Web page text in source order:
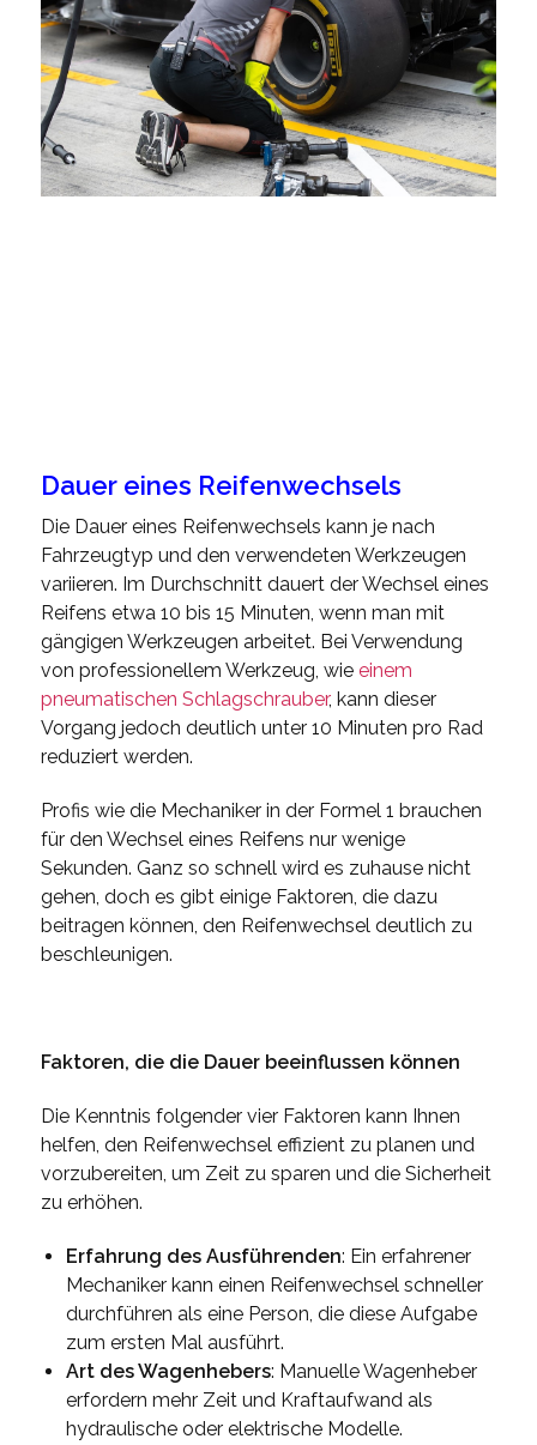
Dauer eines Reifenwechsels
Die Dauer eines Reifenwechsels kann je nach
Fahrzeugtyp und den verwendeten Werkzeugen
variieren. Im Durchschnitt dauert der Wechsel eines
Reifens etwa 10 bis 15 Minuten, wenn man mit
gängigen Werkzeugen arbeitet. Bei Verwendung
von professionellem Werkzeug, wie einem
pneumatischen Schlagschrauber, kann dieser
Vorgang jedoch deutlich unter 10 Minuten pro Rad
reduziert werden.
Profis wie die Mechaniker in der Formel 1 brauchen
für den Wechsel eines Reifens nur wenige
Sekunden. Ganz so schnell wird es zuhause nicht
gehen, doch es gibt einige Faktoren, die dazu
beitragen können, den Reifenwechsel deutlich zu
beschleunigen.
Faktoren, die die Dauer beeinflussen können
Die Kenntnis folgender vier Faktoren kann Ihnen
helfen, den Reifenwechsel effizient zu planen und
vorzubereiten, um Zeit zu sparen und die Sicherheit
zu erhöhen.
Erfahrung des Ausführenden: Ein erfahrener
Mechaniker kann einen Reifenwechsel schneller
durchführen als eine Person, die diese Aufgabe
zum ersten Mal ausführt.
Art des Wagenhebers: Manuelle Wagenheber
erfordern mehr Zeit und Kraftaufwand als
hydraulische oder elektrische Modelle.